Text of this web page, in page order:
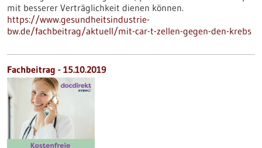
mit besserer Verträglichkeit dienen können.
https://www.gesundheitsindustrie-
bw.de/fachbeitrag/aktuell/mit-car-t-zellen-gegen-den-krebs
Fachbeitrag - 15.10.2019